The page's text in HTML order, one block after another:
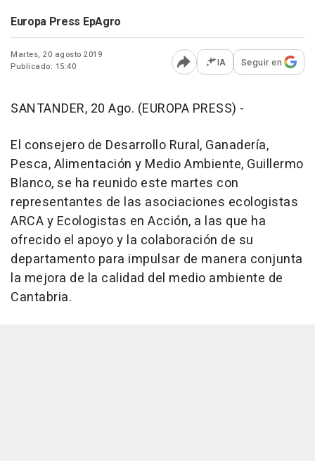
Europa Press EpAgro
Martes, 20 agosto 2019
Publicado: 15:40
Abrir opciones para
IA Seguir en
SANTANDER, 20 Ago. (EUROPA PRESS) -
El consejero de Desarrollo Rural, Ganadería,
Pesca, Alimentación y Medio Ambiente, Guillermo
Blanco, se ha reunido este martes con
representantes de las asociaciones ecologistas
ARCA y Ecologistas en Acción, a las que ha
ofrecido el apoyo y la colaboración de su
departamento para impulsar de manera conjunta
la mejora de la calidad del medio ambiente de
Cantabria.